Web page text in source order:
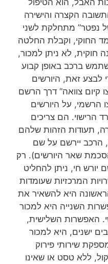
הקצרה והישירה
נפטר” מתחלקת לשני
החוקי, וקבלת החלטה
חוקית, לא ניתן למכור,
ברכב באופן קבוע
לבצע זאת, היורשים
קיום צוואה” דרך הרשם
הרשמי, על היורשים
הרישוי. הם צריכים
תעודות הזהות שלהם
הרכב יירשם על שם
שאר היורשים). רק
חי, ניתן להחליט
המרכזיות שעומדות
היא להשאיר את
השנייה היא למכור
האפשרות השלישית,
ישנים, היא למכור
שירותי פירוק
ללא טסט או שאינו